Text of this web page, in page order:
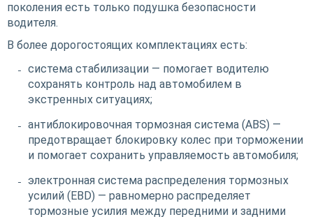
поколения есть только подушка безопасности
водителя.
В более дорогостоящих комплектациях есть:
система стабилизации — помогает водителю
сохранять контроль над автомобилем в
экстренных ситуациях;
антиблокировочная тормозная система (ABS) —
предотвращает блокировку колес при торможении
и помогает сохранить управляемость автомобиля;
электронная система распределения тормозных
усилий (EBD) — равномерно распределяет
тормозные усилия между передними и задними